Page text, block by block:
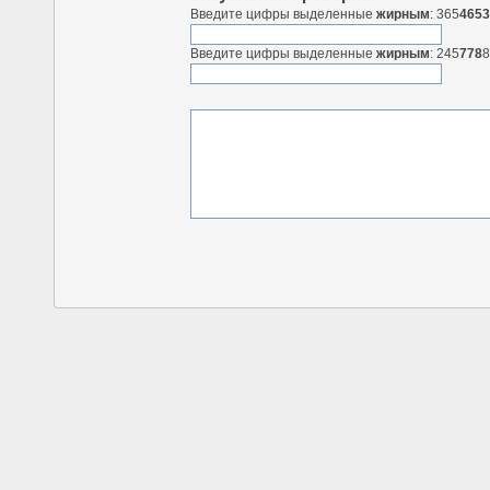
Введите цифры выделенныежирным: 3654653
Введите цифры выделенныежирным: 245778